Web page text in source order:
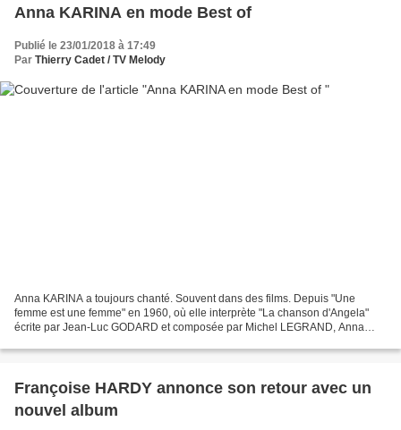
Anna KARINA en mode Best of
Publié le 23/01/2018 à 17:49
Par Thierry Cadet / TV Melody
Anna KARINA a toujours chanté. Souvent dans des films. Depuis "Une
femme est une femme" en 1960, où elle interprète "La chanson d'Angela"
écrite par Jean-Luc GODARD et composée par Michel LEGRAND, Anna
Françoise HARDY annonce son retour avec un
nouvel album